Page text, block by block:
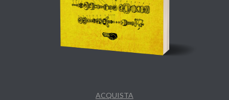
ACQUISTA